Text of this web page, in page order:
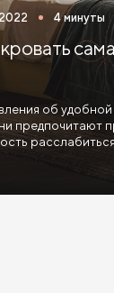
4 минуты
об
предпочитают